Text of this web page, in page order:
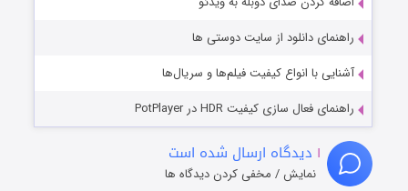
راهنمای دانلود از سایت دوستی ها
آشنایی با انواع کیفیت فیلم‌ها و سریال‌ها
راهنمای فعال سازی کیفیت HDR در PotPlayer
۱ دیدگاه ارسال شده است
نمایش / مخفی کردن دیدگاه ها